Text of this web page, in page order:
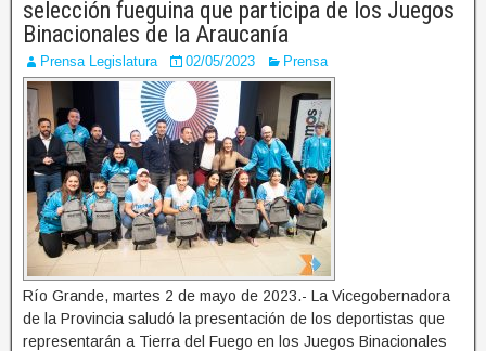
selección fueguina que participa de los Juegos
Binacionales de la Araucanía
Prensa Legislatura 02/05/2023 Prensa
Río Grande, martes 2 de mayo de 2023.- La Vicegobernadora
de la Provincia saludó la presentación de los deportistas que
representarán a Tierra del Fuego en los Juegos Binacionales